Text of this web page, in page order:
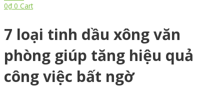
0₫ 0 Cart
7 loại tinh dầu xông văn
phòng giúp tăng hiệu quả
công việc bất ngờ